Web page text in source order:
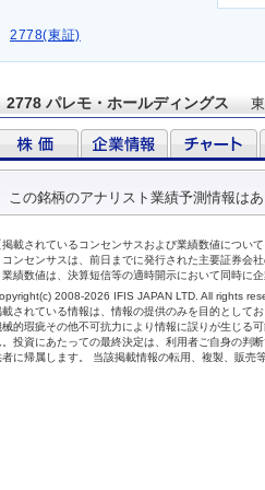
2778(東証)
2778 パレモ・ホールディングス